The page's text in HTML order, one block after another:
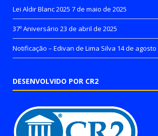
Lei Aldir Blanc 2025 7 de maio de 2025
37º Aniversário 23 de abril de 2025
Notificação – Edivan de Lima Silva 14 de agosto
DESENVOLVIDO POR CR2